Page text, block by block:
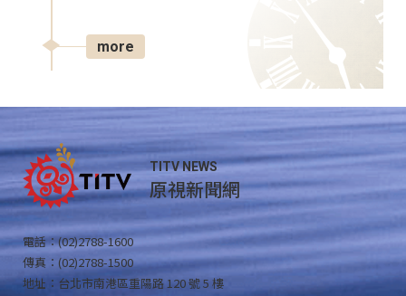
more
TITV NEWS
原視新聞網
電話：(02)2788-1600
傳真：(02)2788-1500
地址：台北市南港區重陽路 120 號 5 樓